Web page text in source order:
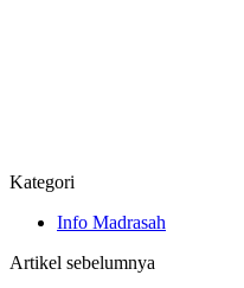
Kategori
Info Madrasah
Artikel sebelumnya